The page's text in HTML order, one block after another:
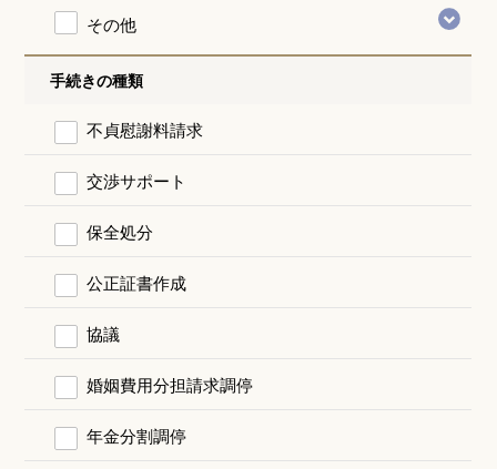
その他
手続きの種類
不貞慰謝料請求
交渉サポート
保全処分
公正証書作成
協議
婚姻費用分担請求調停
年金分割調停